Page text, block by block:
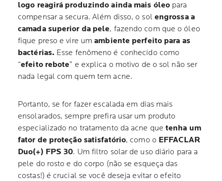
logo reagirá produzindo ainda mais óleopara
compensar a secura. Além disso, o sol engrossa a
camada superior da pele, fazendo com que o óleo
fique preso e vire umambiente perfeito para as
bactérias. Esse fenômeno é conhecido como
“efeito rebote” e explica o motivo de o sol não ser
nada legal com quem tem acne.
Portanto, se for fazer escalada em dias mais
ensolarados, sempre prefira usar um produto
especializado no tratamento da acne quetenha um
fator de proteção satisfatório, como o EFFACLAR
Duo(+) FPS 30. Um filtro solar de uso diário para a
pele do rosto e do corpo (não se esqueça das
costas!) é crucial se você deseja evitar o efeito